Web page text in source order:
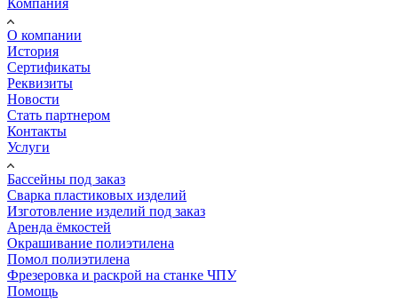
О компании
История
Сертификаты
Реквизиты
Новости
Стать партнером
Контакты
Услуги
Бассейны под заказ
Сварка пластиковых изделий
Изготовление изделий под заказ
Аренда ёмкостей
Окрашивание полиэтилена
Помол полиэтилена
Фрезеровка и раскрой на станке ЧПУ
Помощь